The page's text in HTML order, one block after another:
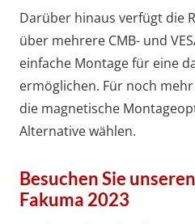
Darüber hinaus verfügt die
über mehrere CMB- und
einfache Montage für eine
ermöglichen. Für noch
die magnetische
Alternative wählen.
Besuchen Sie
Fakuma 2023